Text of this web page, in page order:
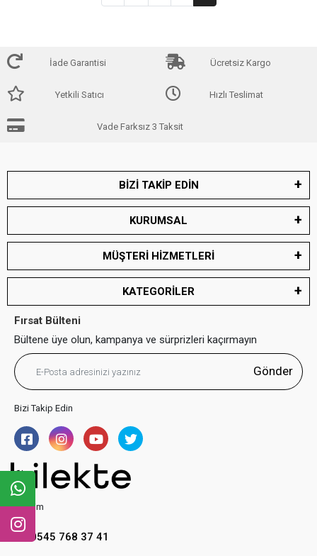
İade Garantisi Ücretsiz Kargo
Yetkili Satıcı Hızlı Teslimat
Vade Farksız 3 Taksit
BİZİ TAKİP EDİN
KURUMSAL
MÜŞTERİ HİZMETLERİ
KATEGORİLER
Fırsat Bülteni
Bültene üye olun, kampanya ve sürprizleri kaçırmayın
Gönder
Bizi Takip Edin
İletişim
0545 768 37 41